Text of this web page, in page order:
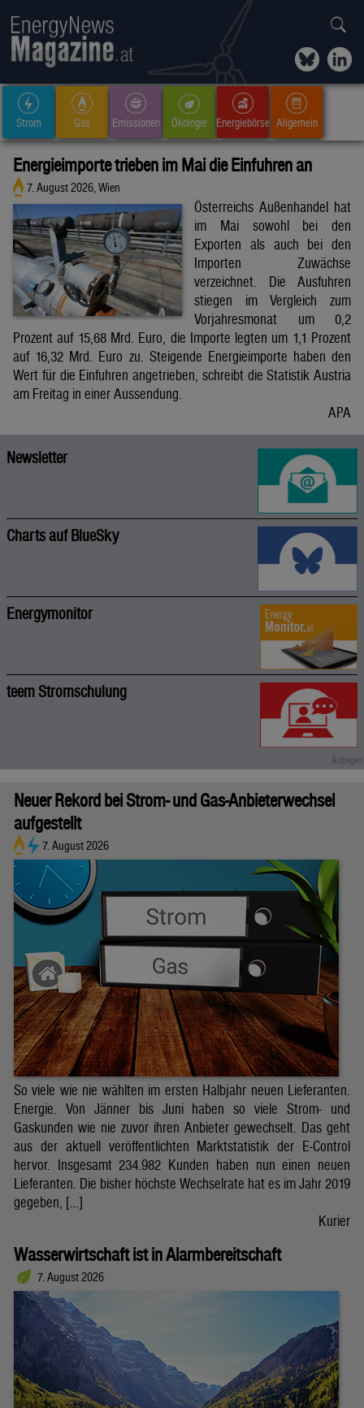
Strom Gas Emissionen Ökologie Energiebörse Allgemein
Energieimporte trieben im Mai die Einfuhren an
7. August 2026, Wien
Österreichs Außenhandel hat
im Mai sowohl bei den
Exporten als auch bei den
Importen Zuwächse
verzeichnet. Die Ausfuhren
stiegen im Vergleich zum
Vorjahresmonat um 0,2
Prozent auf 15,68 Mrd. Euro, die Importe legten um 1,1 Prozent
auf 16,32 Mrd. Euro zu. Steigende Energieimporte haben den
Wert für die Einfuhren angetrieben, schreibt die Statistik Austria
am Freitag in einer Aussendung.
APA
Newsletter
Charts auf BlueSky
Energymonitor
teem Stromschulung
Neuer Rekord bei Strom- und Gas-Anbieterwechsel
aufgestellt
7. August 2026
So viele wie nie wählten im ersten Halbjahr neuen Lieferanten.
Energie. Von Jänner bis Juni haben so viele Strom- und
Gaskunden wie nie zuvor ihren Anbieter gewechselt. Das geht
aus der aktuell veröffentlichten Marktstatistik der E-Control
hervor. Insgesamt 234.982 Kunden haben nun einen neuen
Lieferanten. Die bisher höchste Wechselrate hat es im Jahr 2019
gegeben, […]
Kurier
Wasserwirtschaft ist in Alarmbereitschaft
7. August 2026